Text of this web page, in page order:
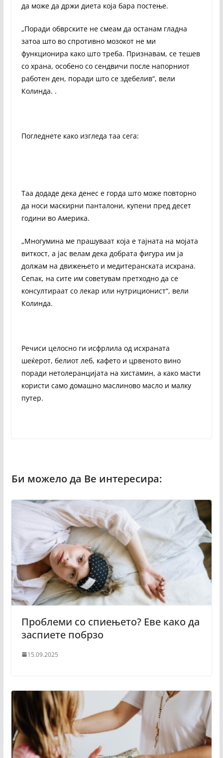
да може да држи диета која бара постење.
„Поради обврските не смеам да останам гладна
затоа што во спротивно мозокот не ми
функционира како што треба. Признавам, се тешев
со храна, особено со сендвичи после напорниот
работен ден, поради што се здебелив“, вели
Колинда. .
Погледнете како изгледа таа сега:
Таа додаде дека денес е горда што може повторно
да носи маскирни панталони, купени пред десет
години во Америка.
„Многумина ме прашуваат која е тајната на мојата
виткост, а јас велам дека добрата фигура им ја
должам на движењето и медитеранската исхрана.
Сепак, на сите им советувам претходно да се
консултираат со лекар или нутриционист“, вели
Колинда.
Речиси целосно ги исфрлила од исхраната
шеќерот, белиот леб, кафето и црвеното вино
поради нетолеранцијата на хистамин, а како масти
користи само домашно маслиново масло и малку
путер.
Проблеми со спиењето? Еве како да
заспиете побрзо
15.09.2025